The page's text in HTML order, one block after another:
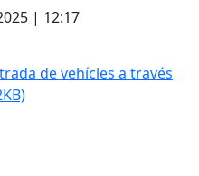
| 12:17
de vehícles a través